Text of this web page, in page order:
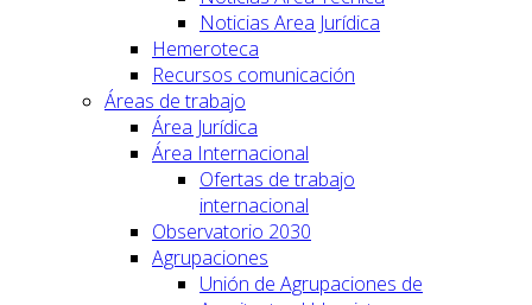
Noticias Area Jurídica
Hemeroteca
Recursos comunicación
Áreas de trabajo
Área Jurídica
Área Internacional
Ofertas de trabajo
internacional
Observatorio 2030
Agrupaciones
Unión de Agrupaciones de